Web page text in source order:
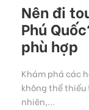
Nên đi
Phú
phù hợp
Khám phá các
không thể thiếu
nhiên,...